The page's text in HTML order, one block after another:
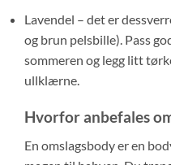
Lavendel – det er
og brun pelsbille). Pass
sommeren og legg litt
ullklærne.
Hvorfor anbefales
En omslagsbody er en